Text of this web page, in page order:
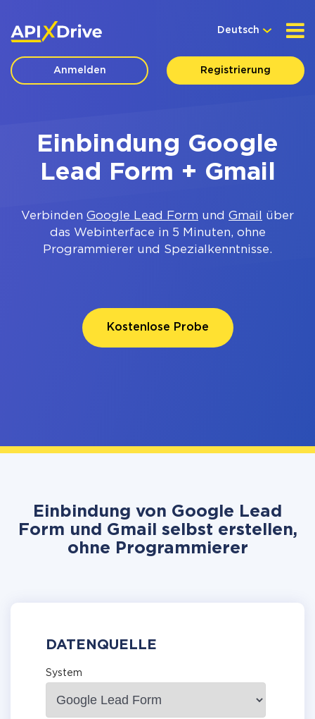
Deutsch
Anmelden Registrierung
Einbindung Google
Lead Form + Gmail
Verbinden Google Lead Form und Gmail
über
das Webinterface in 5 Minuten, ohne
Programmierer und Spezialkenntnisse.
Kostenlose Probe
Einbindung von Google Lead
Form und Gmail selbst erstellen,
ohne Programmierer
DATENQUELLE
System